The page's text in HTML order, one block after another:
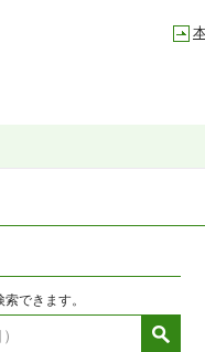
できます。